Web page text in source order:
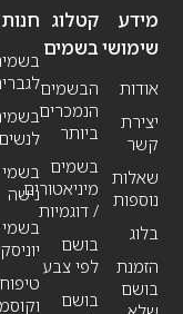
מידע
שימושי
אודות
יצירת
קשר
שאלות
נוספות
בלוג
הזמנת
בושם
חנות
לנשים
בשמי
נישה
בשמי
טיפוח
קטלוג
בשמים
הבשמים
הנמכרים
ביותר
בשמים
מיניאטורים
/ דוגמיות
בושם
לפי צבע
בושם